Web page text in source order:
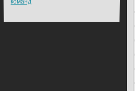
команд